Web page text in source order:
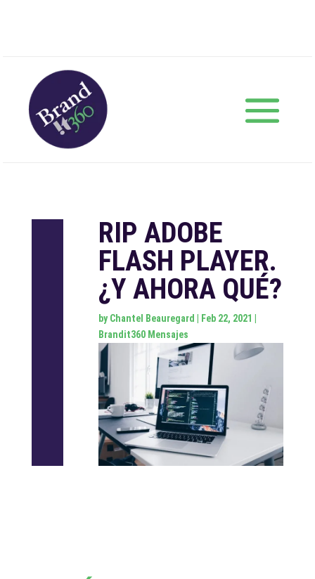
RIP ADOBE
FLASH PLAYER.
¿Y AHORA QUÉ?
byChantel Beauregard Feb 22, 2021
Brandit360 Mensajes